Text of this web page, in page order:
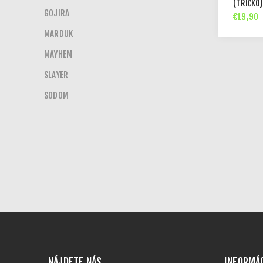
(TRIČKO)
€19,90
GOJIRA
MARDUK
MAYHEM
SLAYER
SODOM